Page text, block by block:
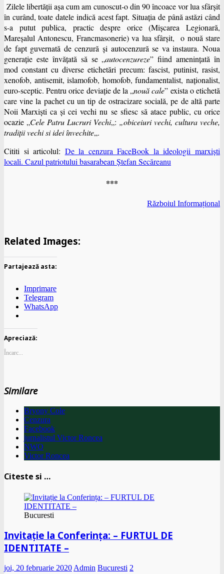
Zilele libertăţii aşa cum am cunoscut-o din 90 încoace vor lua sfârşit
în curând, toate datele indică acest fapt. Situaţia de până astăzi când
s-a putut publica, practic despre orice (Mişcarea Legionară,
Mareşalul Antonescu, Francmasonerie) va lua sfârșit, o nouă stare
de fapt guvernată de cenzură şi autocenzură se va instaura. Noua
generaţie este învăţată să se „autocenzureze” fiind ameninţată în
mod constant cu diverse etichetări precum: fascist, putinist, rasist,
xenofob, antisemit, islamofob, homofob, fundamentalist, naţionalist,
euro-sceptic. Pentru orice deviaţie de la „nouă cale” exista o etichetă
care vine la pachet cu un tip de ostracizare socială, pe de altă parte
Noii Marxişti ca şi cei vechi nu se sfiesc să atace public, cu orice
ocazie „Cele Patru Lucruri Vechi„: „obiceiuri vechi, cultura veche,
tradiții vechi si idei învechite„.
Cititi si articolul: De la cenzura FaceBook la ideologii marxiști
locali. Cazul patriotului basarabean Ștefan Secăreanu
***
Războiul Informațional
Related Images:
Partajează asta:
Imprimare
Telegram
WhatsApp
Apreciază:
Încarc...
Similare
Bryony Cole
Cenzura
Facebook
jurnalistul Victor Roncea
NWO
Victor Roncea
Citeste si …
Bucuresti
Invitație la Conferința: – FURTUL DE
IDENTITATE –
joi, 20 februarie 2020 Admin Bucuresti 2